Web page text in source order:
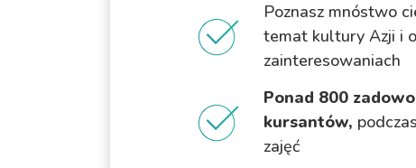
Poznasz mnóstwo
temat kultury Azji i
zainteresowaniach
Ponad 800
kursantów,
zajęć